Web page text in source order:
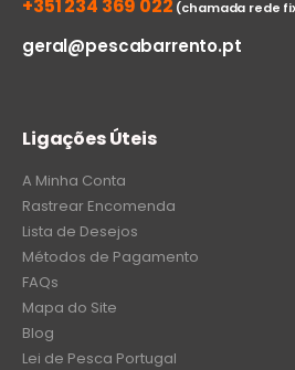
+351 234 369 022 (chamada rede
geral@pescabarrento.pt
Ligações Úteis
A Minha Conta
Rastrear Encomenda
Lista de Desejos
Métodos de Pagamento
FAQs
Mapa do Site
Blog
Lei de Pesca Portugal